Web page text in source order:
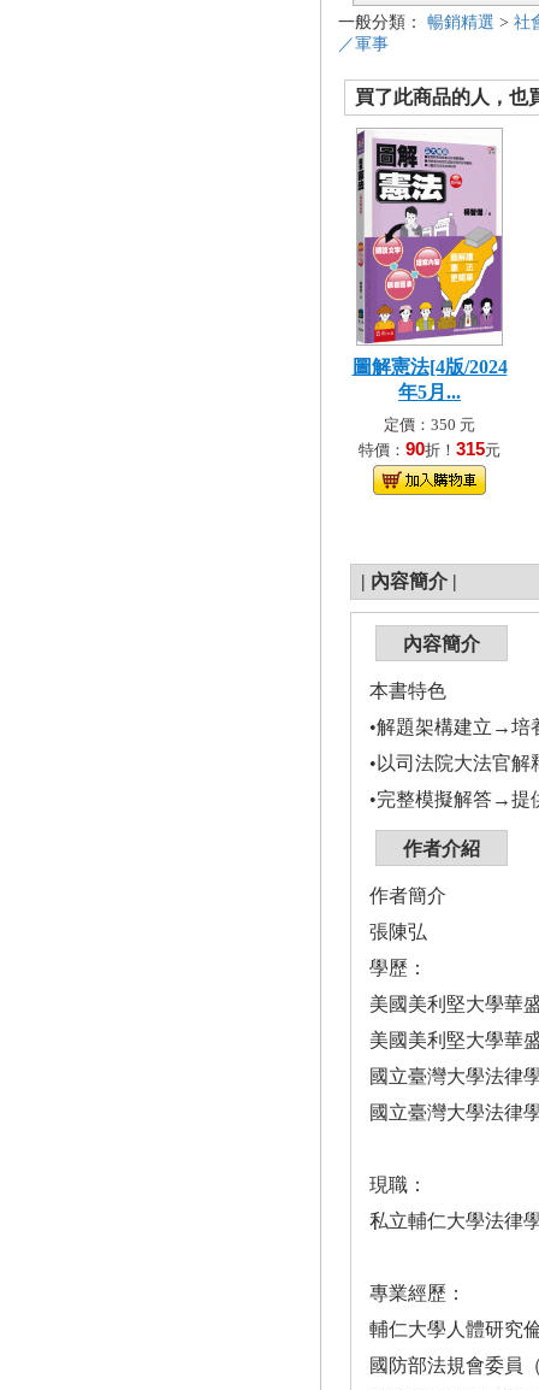
一般分類： 暢銷精選 > 社
／軍事
買了此商品的人，也
圖解憲法[4版/2024
年5月...
定價：350 元
特價： 90折！ 315元
| 內容簡介 |
內容簡介
本書特色
•解題架構建立→培
•以司法院大法官
•完整模擬解答→提
作者介紹
作者簡介
張陳弘
學歷：
美國美利堅大學華
美國美利堅大學華
國立臺灣大學法律
國立臺灣大學法律
現職：
私立輔仁大學法律
專業經歷：
輔仁大學人體研究
國防部法規會委員